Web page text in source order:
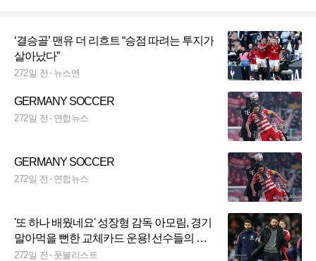
‘결승골’ 맨유 더 리흐트 “승점 따려는 투지가
살아났다”
272일 전 뉴스엔
GERMANY SOCCER
272일 전 연합뉴스
GERMANY SOCCER
272일 전 연합뉴스
'또 하나 배웠네요' 성장형 감독 아모림, 경기
말아먹을 뻔한 교체카드 운용! 선수들의 투
지로 기사회생
272일 전 풋볼리스트